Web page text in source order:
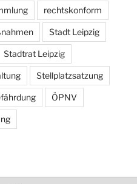
rechtskonform
Stadt Leipzig
Stadtrat Leipzig
Stellplatzsatzung
ÖPNV